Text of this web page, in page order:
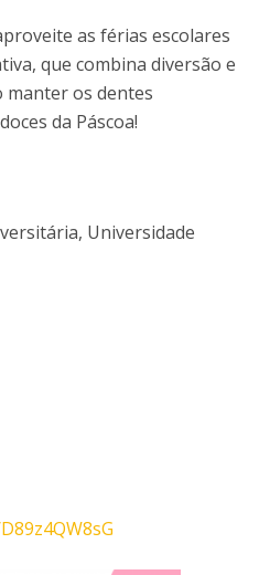
as férias escolares
que combina diversão e
manter os dentes
da Páscoa!
Universidade